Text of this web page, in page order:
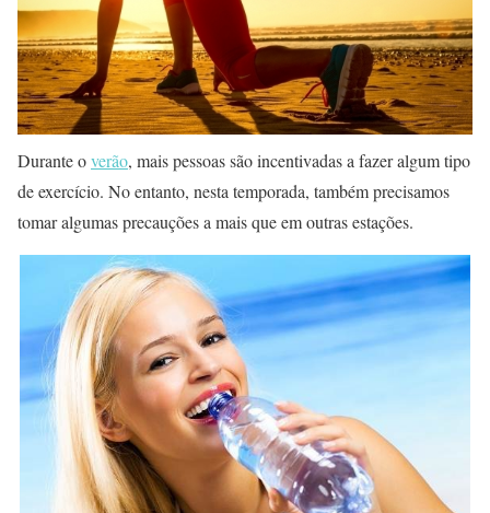
Durante overão, mais pessoas são incentivadas a fazer algum tipo
de exercício. No entanto, nesta temporada, também precisamos
tomar algumas precauções a mais que em outras estações.